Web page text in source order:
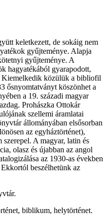
keletkezett, de sokáig nem
gyűjteménye. Alapja
gyűjteménye. A
hagyatékából gyarapodott,
Kiemelkedik közülük a bibliofil
ősnyomtatványt köszönhet a
a 19. századi magyar
Prohászka Ottokár
szellemi áramlatai
állományában elsősorban
az egyháztörténet),
A magyar, latin és
olasz és újabban az angol
az 1930-as években
beszélhetünk az
biblikum, helytörténet.